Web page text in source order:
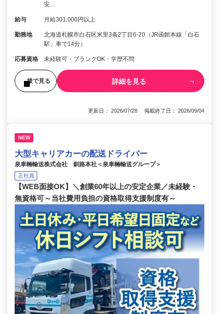
安…
給与 月給301,000円以上
勤務地
北海道札幌市白石区米里3条2丁目6-20（JR函館本線「白石
駅」車で14分）
応募資格 未経験可・ブランクOK・学歴不問
後で見る 詳細を見る
更新日： 2026/07/28 掲載終了日： 2026/09/04
NEW
大型キャリアカーの配送ドライバー
泉車輛輸送株式会社 釧路本社＜泉車輛輸送グループ＞
正社員
【WEB面接OK】＼創業60年以上の安定企業／未経験・
無資格可～当社費用負担の資格取得支援制度有～